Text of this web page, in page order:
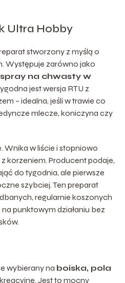
Ultra Hobby
stworzony z myślą o
Występuje zarówno jako
na chwasty w
jest wersja RTU z
– idealna, jeśli w trawie co
mlecze, koniczyna czy
Wnika w liście i stopniowo
korzeniem. Producent podaje,
do tygodnia, ale pierwsze
szybciej. Ten preparat
regularnie koszonych
punktowym działaniu bez
wybierany na boiska, pola
Jest to mocny